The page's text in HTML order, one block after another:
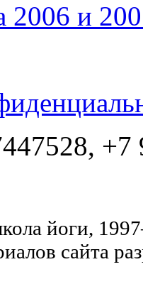
2006 и
+7
йоги,
сайта